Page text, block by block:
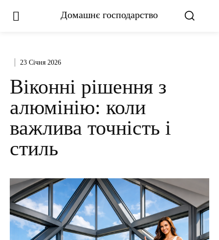
Домашнє господарство
23 Січня 2026
Віконні рішення з
алюмінію: коли
важлива точність і
стиль